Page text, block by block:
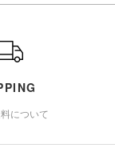
について